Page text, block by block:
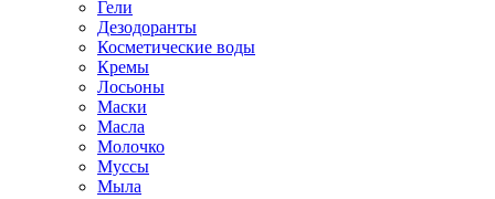
Гели
Дезодоранты
Косметические воды
Кремы
Лосьоны
Маски
Масла
Молочко
Муссы
Мыла